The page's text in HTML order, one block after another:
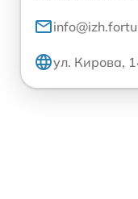
ул. Кирова,